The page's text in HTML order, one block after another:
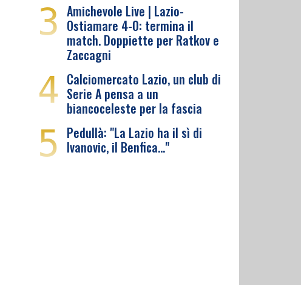
3 Amichevole Live | Lazio-
Ostiamare 4-0: termina il
match. Doppiette per Ratkov e
Zaccagni
4 Calciomercato Lazio, un club di
Serie A pensa a un
biancoceleste per la fascia
5 Pedullà: "La Lazio ha il sì di
Ivanovic, il Benfica…"